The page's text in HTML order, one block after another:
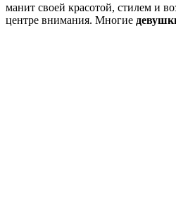
манит своей красотой, стилем и
центре внимания. Многие